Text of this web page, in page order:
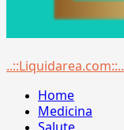
Menu
..::Liquidarea.com::..
Home
Medicina